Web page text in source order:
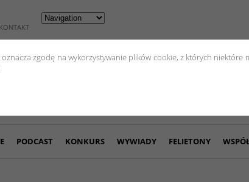
zgodę na wykorzystywanie plików cookie, z których niektóre
KONTAKT
PODCAST KONKURS WYWIADY FELIETONY